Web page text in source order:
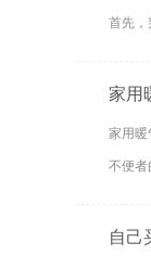
首先
家用
家用暖
不便
自己